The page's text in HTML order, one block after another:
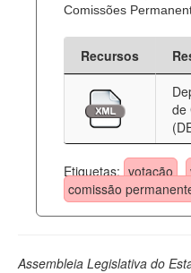
Comissões
Recursos
de
Etiquetas: votação
comissão
Assembleia Legislativa do